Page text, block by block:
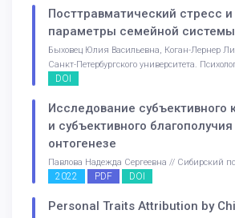
Посттравматический стресс и
параметры семейной системы
Быховец Юлия Васильевна, Коган-Лернер
Санкт-Петербургского университета.
DOI
Исследование субъективного
и субъективного
онтогенезе
Павлова Надежда Сергеевна // Сибирский
2022 PDF DOI
Personal Traits Attribution by